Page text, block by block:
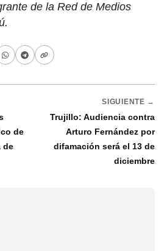
de la Red de Medios
de
de
SIGUIENTE →
Trujillo: Audiencia contra
Arturo Fernández por
difamación será el 13 de
diciembre